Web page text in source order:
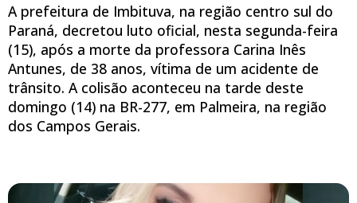
A prefeitura de Imbituva, na região centro sul do
Paraná, decretou luto oficial, nesta segunda-feira
(15), após a morte da professora Carina Inês
Antunes, de 38 anos, vítima de um acidente de
trânsito. A colisão aconteceu na tarde deste
domingo (14) na BR-277, em Palmeira, na região
dos Campos Gerais.